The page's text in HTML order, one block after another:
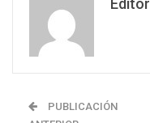
Editor
PUBLICACIÓN